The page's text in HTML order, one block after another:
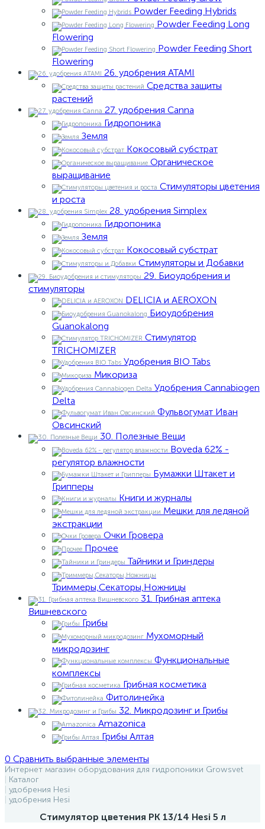
Powder Feeding Hybrids
Powder Feeding Long
Flowering
Powder Feeding Short
Flowering
26. удобрения ATAMI
Средства защиты
растений
27. удобрения Canna
Гидропоника
Земля
Кокосовый субстрат
Органическое
выращивание
Стимуляторы цветения
и роста
28. удобрения Simplex
Гидропоника
Земля
Кокосовый субстрат
Стимуляторы и Добавки
29. Биоудобрения и
стимуляторы
DELICIA и AEROXON
Биоудобрения
Guanokalong
Стимулятор
TRICHOMIZER
Удобрения BIO Tabs
Микориза
Удобрения Cannabiogen
Delta
Фульвогумат Иван
Овсинский
30. Полезные Вещи
Boveda 62% -
регулятор влажности
Бумажки Штакет и
Грипперы
Книги и журналы
Мешки для ледяной
экстракции
Очки Гровера
Прочее
Тайники и Гриндеры
Триммеры,Секаторы,Ножницы
31. Грибная аптека
Вишневского
Грибы
Мухоморный
микродозинг
Функциональные
комплексы
Грибная косметика
Фитолинейка
32. Микродозинг и Грибы
Amazonica
Грибы Алтая
0 Сравнить выбранные элементы
Интернет магазин оборудования для гидропоники Growsvet
Каталог
удобрения Hesi
удобрения Hesi
Стимулятор цветения PK 13/14 Hesi 5 л